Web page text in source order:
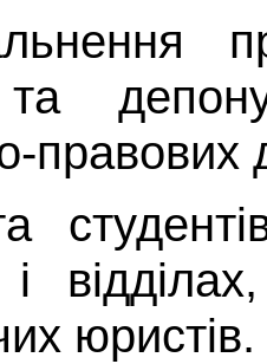
та
правових
і
юристів.